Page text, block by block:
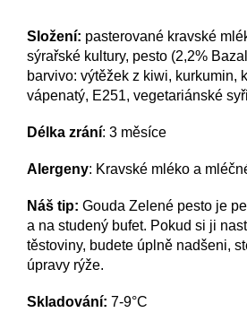
Složení: pasterované kravské
sýrařské kultury, pesto (2,2%
barvivo: výtěžek z kiwi, kurkumin,
vápenatý, E251, vegetariánské
Délka zrání: 3 měsíce
Alergeny: Kravské mléko a
Náš tip: Gouda Zelené pesto je
a na studený bufet. Pokud si ji
těstoviny, budete úplně nadšeni,
úpravy rýže.
Skladování: 7-9°C